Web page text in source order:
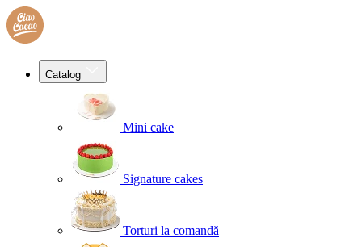
Catalog
Mini cake
Signature cakes
Torturi la comandă